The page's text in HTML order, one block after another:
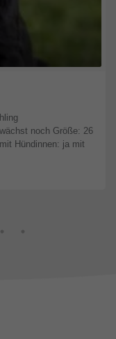
noch Größe: 26
Hündinnen: ja mit